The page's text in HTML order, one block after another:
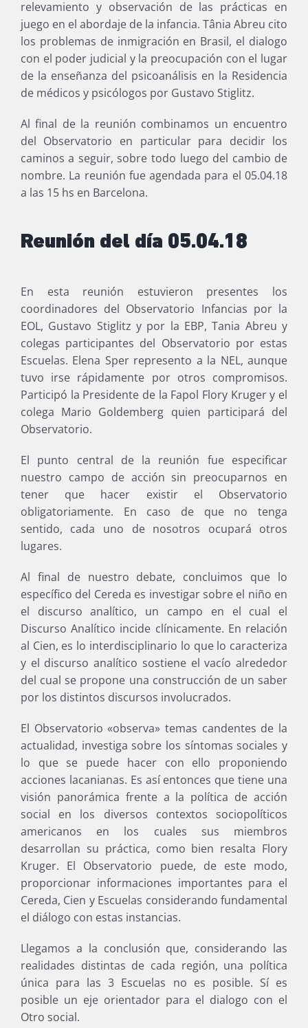
relevamiento y observación de las prácticas en
juego en el abordaje de la infancia. Tânia Abreu cito
los problemas de inmigración en Brasil, el dialogo
con el poder judicial y la preocupación con el lugar
de la enseñanza del psicoanálisis en la Residencia
de médicos y psicólogos por Gustavo Stiglitz.
Al final de la reunión combinamos un encuentro
del Observatorio en particular para decidir los
caminos a seguir, sobre todo luego del cambio de
nombre. La reunión fue agendada para el 05.04.18
a las 15 hs en Barcelona.
Reunión del día 05.04.18
En esta reunión estuvieron presentes los
coordinadores del Observatorio Infancias por la
EOL, Gustavo Stiglitz y por la EBP, Tania Abreu y
colegas participantes del Observatorio por estas
Escuelas. Elena Sper represento a la NEL, aunque
tuvo irse rápidamente por otros compromisos.
Participó la Presidente de la Fapol Flory Kruger y el
colega Mario Goldemberg quien participará del
Observatorio.
El punto central de la reunión fue especificar
nuestro campo de acción sin preocuparnos en
tener que hacer existir el Observatorio
obligatoriamente. En caso de que no tenga
sentido, cada uno de nosotros ocupará otros
lugares.
Al final de nuestro debate, concluimos que lo
específico del Cereda es investigar sobre el niño en
el discurso analítico, un campo en el cual el
Discurso Analítico incide clínicamente. En relación
al Cien, es lo interdisciplinario lo que lo caracteriza
y el discurso analítico sostiene el vacío alrededor
del cual se propone una construcción de un saber
por los distintos discursos involucrados.
El Observatorio «observa» temas candentes de la
actualidad, investiga sobre los síntomas sociales y
lo que se puede hacer con ello proponiendo
acciones lacanianas. Es así entonces que tiene una
visión panorámica frente a la política de acción
social en los diversos contextos sociopolíticos
americanos en los cuales sus miembros
desarrollan su práctica, como bien resalta Flory
Kruger. El Observatorio puede, de este modo,
proporcionar informaciones importantes para el
Cereda, Cien y Escuelas considerando fundamental
el diálogo con estas instancias.
Llegamos a la conclusión que, considerando las
realidades distintas de cada región, una política
única para las 3 Escuelas no es posible. Sí es
posible un eje orientador para el dialogo con el
Otro social.